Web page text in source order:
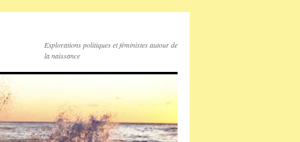
Explorations politiques et féministes autour de
la naissance